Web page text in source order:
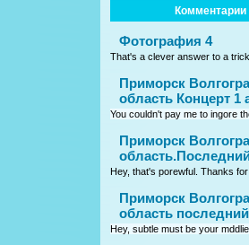
Фотография 4
That's a clever answer to a
Приморск
область Концерт 1
You couldn't pay me to ingore
Приморск
Hey, that's porewful. Thanks for
Приморск
область
Hey, subtle must be your